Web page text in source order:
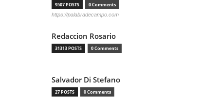
9507 POSTS 0 Comments
https://palabradecampo.com
Redaccion Rosario
31313 POSTS 0 Comments
Salvador Di Stefano
27 POSTS 0 Comments